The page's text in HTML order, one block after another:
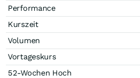
Performance
Kurszeit
Volumen
Vortageskurs
52-Wochen Hoch